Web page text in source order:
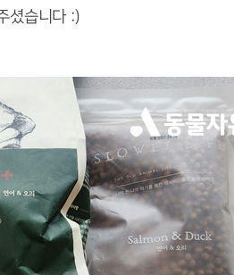
셨습니다 :)